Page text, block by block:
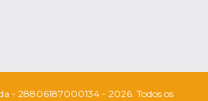
- 28806187000134 - 2026. Todos os